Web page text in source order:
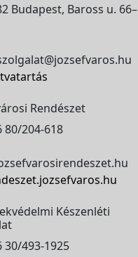
Budapest, Baross u. 66–
Rendészet
80/204-618
Készenléti
30/493-1925